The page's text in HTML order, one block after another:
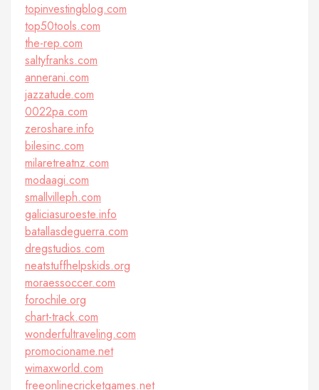
topinvestingblog.com
top50tools.com
the-rep.com
saltyfranks.com
annerani.com
jazzatude.com
0022pa.com
zeroshare.info
bilesinc.com
milaretreatnz.com
modaagi.com
smallvilleph.com
galiciasuroeste.info
batallasdeguerra.com
dregstudios.com
neatstuffhelpskids.org
moraessoccer.com
forochile.org
chart-track.com
wonderfultraveling.com
promocioname.net
wimaxworld.com
freeonlinecricketgames.net